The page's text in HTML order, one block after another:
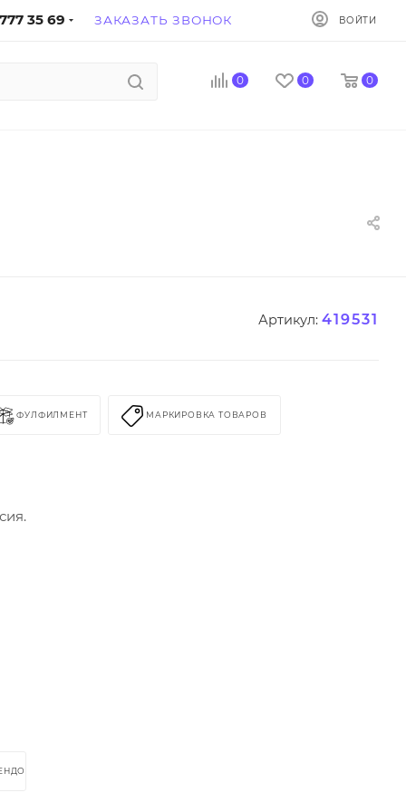
35 69 ЗАКАЗАТЬ ЗВОНОК ВОЙТИ
0 0 0
Артикул: 419531
ФУЛФИЛМЕНТ МАРКИРОВКА ТОВАРОВ